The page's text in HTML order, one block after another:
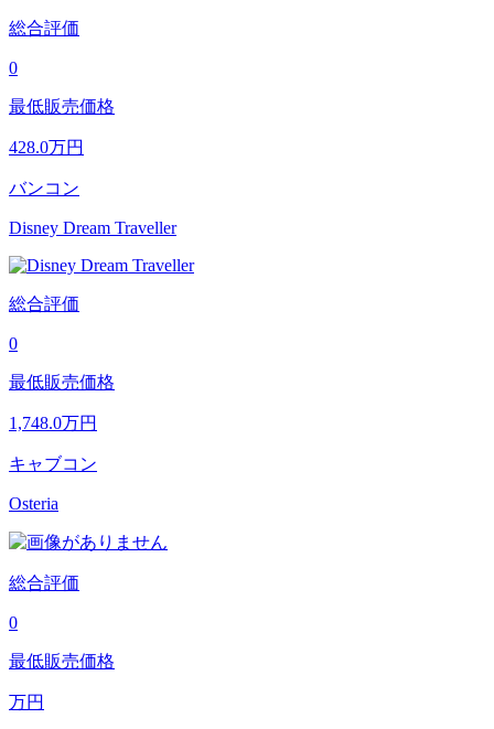
総合評価
0
最低販売価格
428.0万円
バンコン
Disney Dream Traveller
総合評価
0
最低販売価格
1,748.0万円
キャブコン
Osteria
総合評価
0
最低販売価格
万円